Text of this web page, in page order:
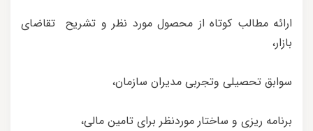
ارائه مطالب کوتاه از محصول مورد نظر و تشریح تقاضای
بازار،
سوابق تحصیلی وتجربی مدیران سازمان،
برنامه ریزی و ساختار موردنظر برای تامین مالی،